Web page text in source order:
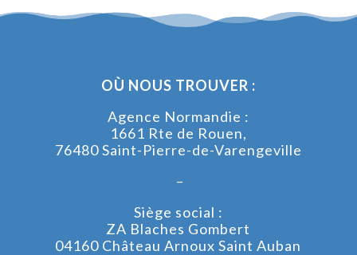
OÙ NOUS TROUVER :
Agence Normandie :
1661 Rte de Rouen,
76480 Saint-Pierre-de-Varengeville
–
Siège social :
ZA Blaches Gombert
04160 Château Arnoux Saint Auban